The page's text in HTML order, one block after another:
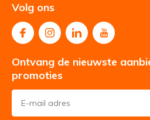
Volg ons
Ontvang de nieuwste
promoties